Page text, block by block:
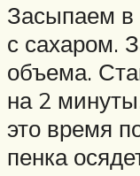
Засыпаем в
с сахаром.
объема.
на 2
это время
пенка